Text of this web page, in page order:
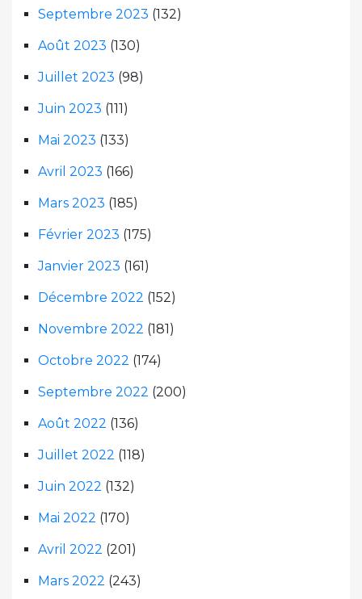
Septembre 2023 (132)
Août 2023 (130)
Juillet 2023 (98)
Juin 2023 (111)
Mai 2023 (133)
Avril 2023 (166)
Mars 2023 (185)
Février 2023 (175)
Janvier 2023 (161)
Décembre 2022 (152)
Novembre 2022 (181)
Octobre 2022 (174)
Septembre 2022 (200)
Août 2022 (136)
Juillet 2022 (118)
Juin 2022 (132)
Mai 2022 (170)
Avril 2022 (201)
Mars 2022 (243)